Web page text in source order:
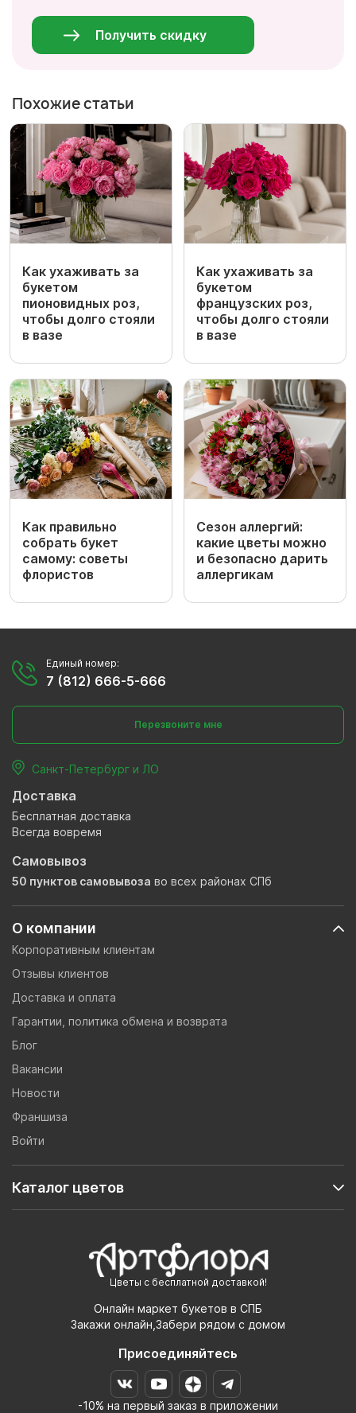
Получить скидку
Похожие статьи
Как ухаживать за
букетом
пионовидных роз,
чтобы долго стояли
в вазе
Как ухаживать за
букетом
французских роз,
чтобы долго стояли
в вазе
Как правильно
собрать букет
самому: советы
флористов
Сезон аллергий:
какие цветы можно
и безопасно дарить
аллергикам
Цветы с бесплатной доставкой!
Онлайн маркет букетов в СПБ
Закажи онлайн,Забери рядом с домом
Присоединяйтесь
-10% на первый заказ в приложении
О компании
Корпоративным клиентам
Отзывы клиентов
Доставка и оплата
Гарантии, политика обмена и возврата
Блог
Вакансии
Новости
Франшиза
Войти
Каталог цветов
Единый номер:
7 (812) 666-5-666
Перезвоните мне
Санкт-Петербург и ЛО
Доставка
Бесплатная доставка
Всегда вовремя
Самовывоз
50 пунктов самовывоза во всех районах СПб